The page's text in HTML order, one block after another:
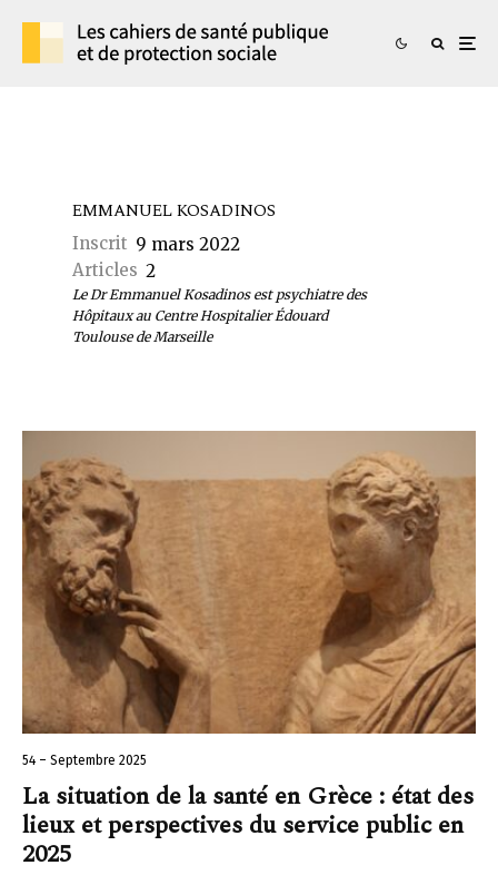
EMMANUEL KOSADINOS
Inscrit 9 mars 2022
Articles 2
Le Dr Emmanuel Kosadinos est psychiatre des
Hôpitaux au Centre Hospitalier Édouard
Toulouse de Marseille
54 – Septembre 2025
La situation de la santé en Grèce : état des
lieux et perspectives du service public en
2025